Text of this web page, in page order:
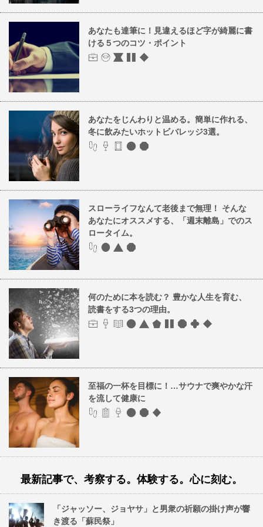
あなたも達筆に！見違えるほど字が綺麗に書
ける５つのコツ・ポイント
あなたをじんわりと温める。簡単に作れる、
冬に飲みたいホットビバレッジ3選。
スローライフなんて老後まで無理！ そんな
あなたにオススメする、「週末離島」でのス
ロータイム。
何のために本を読む？ 豊かな人生を育む、
読書をする3つの理由。
至福の一杯を目標に！…サウナで爽やかな汗
を流して健康に
最新記事で、考察する。体験する。心に刻む。
「ジャッソー、ジョヤサ」と男衆の祈願の掛け声が響
き渡る「蘇民祭」